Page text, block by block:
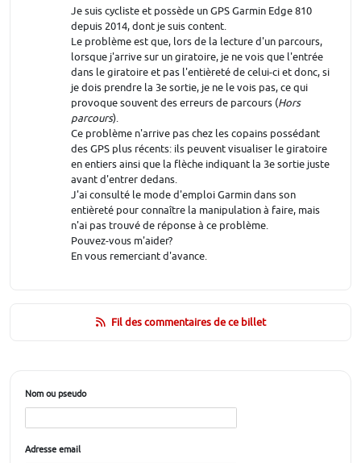
Je suis cycliste et possède un GPS Garmin Edge 810
depuis 2014, dont je suis content.
Le problème est que, lors de la lecture d'un parcours,
lorsque j'arrive sur un giratoire, je ne vois que l'entrée
dans le giratoire et pas l'entièreté de celui-ci et donc, si
je dois prendre la 3e sortie, je ne le vois pas, ce qui
provoque souvent des erreurs de parcours (Hors
parcours).
Ce problème n'arrive pas chez les copains possédant
des GPS plus récents: ils peuvent visualiser le giratoire
en entiers ainsi que la flèche indiquant la 3e sortie juste
avant d'entrer dedans.
J'ai consulté le mode d'emploi Garmin dans son
entièreté pour connaître la manipulation à faire, mais
n'ai pas trouvé de réponse à ce problème.
Pouvez-vous m'aider?
En vous remerciant d'avance.
Fil des commentaires de ce billet
Nom ou pseudo
Adresse email